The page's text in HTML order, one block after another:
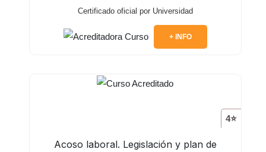
Certificado oficial por Universidad
+ INFO
4⭐
Acoso laboral. Legislación y plan de